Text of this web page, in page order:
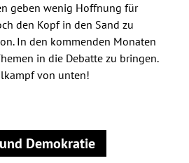
geben wenig Hoffnung für
den Kopf in den Sand zu
In den kommenden Monaten
in die Debatte zu bringen.
von unten!
Demokratie